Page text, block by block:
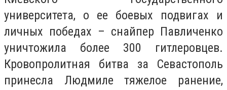
университета, о ее боевых подвигах и
личных победах – снайпер Павличенко
уничтожила более 300 гитлеровцев.
Кровопролитная битва за Севастополь
принесла Людмиле тяжелое ранение,